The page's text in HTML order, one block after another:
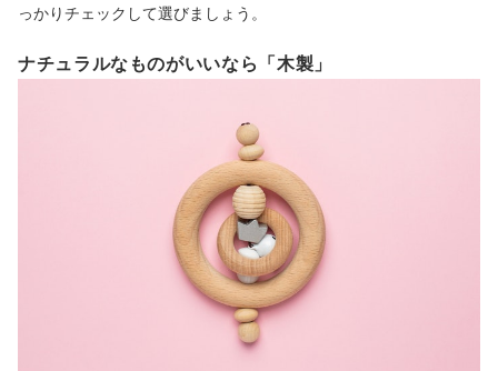
っかりチェックして選びましょう。
ナチュラルなものがいいなら「木製」